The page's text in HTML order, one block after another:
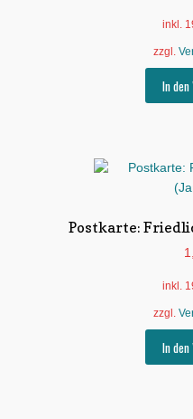
inkl.
zzgl.
In
Postkarte:
inkl.
zzgl.
In